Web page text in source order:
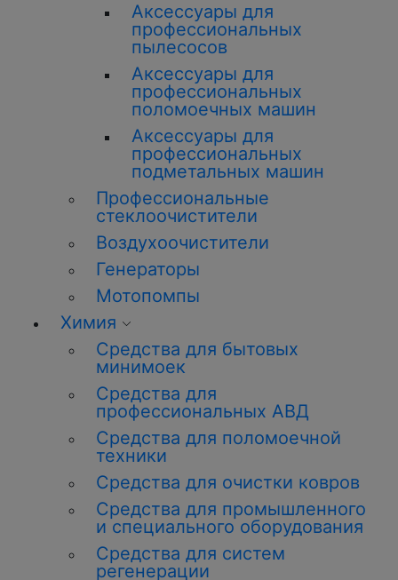
Аксессуары для
профессиональных
пылесосов
Аксессуары для
профессиональных
поломоечных машин
Аксессуары для
профессиональных
подметальных машин
Профессиональные
стеклоочистители
Воздухоочистители
Генераторы
Мотопомпы
Химия
Средства для бытовых
минимоек
Средства для
профессиональных АВД
Средства для поломоечной
техники
Средства для очистки ковров
Средства для промышленного
и специального оборудования
Средства для систем
регенерации